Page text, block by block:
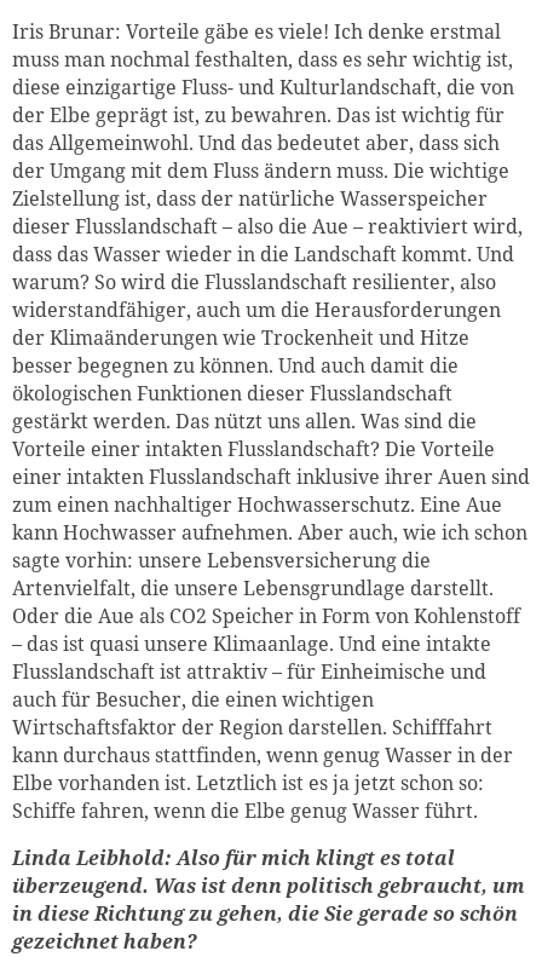
Iris Brunar: Vorteile gäbe es viele! Ich denke erstmal
muss man nochmal festhalten, dass es sehr wichtig ist,
diese einzigartige Fluss- und Kulturlandschaft, die von
der Elbe geprägt ist, zu bewahren. Das ist wichtig für
das Allgemeinwohl. Und das bedeutet aber, dass sich
der Umgang mit dem Fluss ändern muss. Die wichtige
Zielstellung ist, dass der natürliche Wasserspeicher
dieser Flusslandschaft – also die Aue – reaktiviert wird,
dass das Wasser wieder in die Landschaft kommt. Und
warum? So wird die Flusslandschaft resilienter, also
widerstandfähiger, auch um die Herausforderungen
der Klimaänderungen wie Trockenheit und Hitze
besser begegnen zu können. Und auch damit die
ökologischen Funktionen dieser Flusslandschaft
gestärkt werden. Das nützt uns allen. Was sind die
Vorteile einer intakten Flusslandschaft? Die Vorteile
einer intakten Flusslandschaft inklusive ihrer Auen sind
zum einen nachhaltiger Hochwasserschutz. Eine Aue
kann Hochwasser aufnehmen. Aber auch, wie ich schon
sagte vorhin: unsere Lebensversicherung die
Artenvielfalt, die unsere Lebensgrundlage darstellt.
Oder die Aue als CO2 Speicher in Form von Kohlenstoff
– das ist quasi unsere Klimaanlage. Und eine intakte
Flusslandschaft ist attraktiv – für Einheimische und
auch für Besucher, die einen wichtigen
Wirtschaftsfaktor der Region darstellen. Schifffahrt
kann durchaus stattfinden, wenn genug Wasser in der
Elbe vorhanden ist. Letztlich ist es ja jetzt schon so:
Schiffe fahren, wenn die Elbe genug Wasser führt.
Linda Leibhold: Also für mich klingt es total
überzeugend. Was ist denn politisch gebraucht, um
in diese Richtung zu gehen, die Sie gerade so schön
gezeichnet haben?